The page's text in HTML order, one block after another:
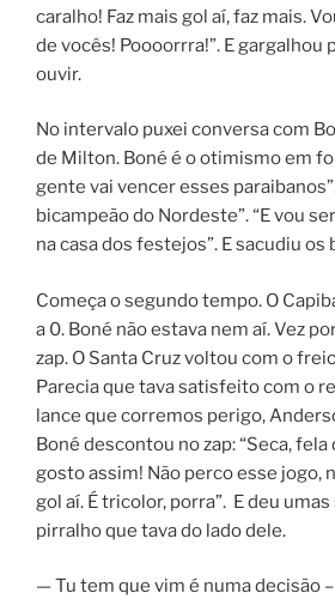
caralho! Faz mais gol aí, faz mais.
de vocês! Poooorrra!”. E gargalhou
ouvir.
No intervalo puxei conversa com
de Milton. Boné é o otimismo em
gente vai vencer esses
bicampeão do Nordeste”. “E vou
na casa dos festejos”. E sacudiu os
Começa o segundo tempo. O
a 0. Boné não estava nem aí. Vez
zap. O Santa Cruz voltou com o
Parecia que tava satisfeito com o
lance que corremos perigo,
Boné descontou no zap: “Seca, fela
gosto assim! Não perco esse jogo,
gol aí. É tricolor, porra”. E deu
pirralho que tava do lado dele.
— Tu tem que vim é numa decisão